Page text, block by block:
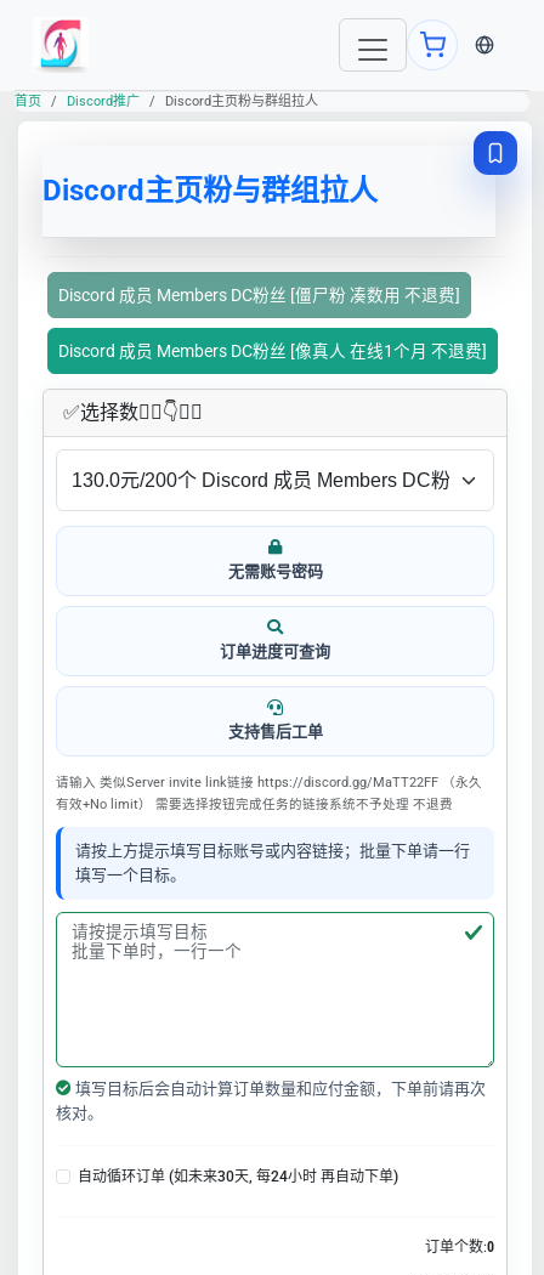
当前语
首页 Discord推广 Discord主页粉与群组拉人
Discord主页粉与群组拉人
Discord 成员 Members DC粉丝 [僵尸粉 凑数用 不退费]
Discord 成员 Members DC粉丝 [像真人 在线1个月 不退费]
✅​选择数👇🏻​​👇👇🏻​​
无需账号密码
订单进度可查询
支持售后工单
请输入 类似Server invite link链接 https://discord.gg/MaTT22FF （永久
有效+No limit） 需要选择按钮完成任务的链接系统不予处理 不退费
请按上方提示填写目标账号或内容链接；批量下单请一行
填写一个目标。
填写目标后会自动计算订单数量和应付金额，下单前请再次
核对。
自动循环订单 (如未来30天, 每24小时 再自动下单)
订单个数:0